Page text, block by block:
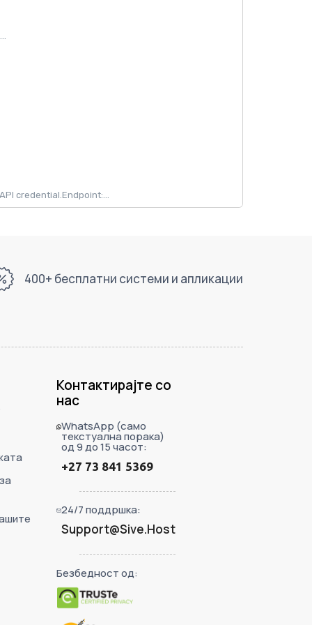
credential.Endpoint:...
400+ бесплатни системи и апликации
Контактирајте со
нас
WhatsApp (само
текстуална порака)
од 9 до 15 часот:
+27 73 841 5369
24/7 поддршка:
Support@Sive.Host
Безбедност од: